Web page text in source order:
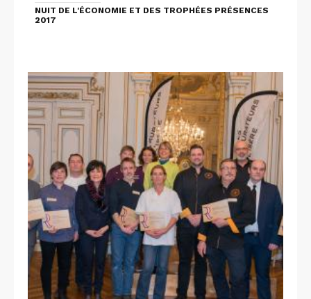
NUIT DE L'ÉCONOMIE ET DES TROPHÉES PRÉSENCES
2017